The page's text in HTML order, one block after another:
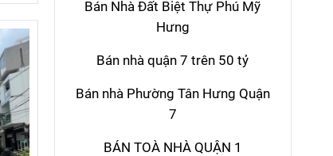
Bán Nhà Đất Biệt Thự Phú Mỹ
Hưng
Bán nhà quận 7 trên 50 tỷ
Bán nhà Phường Tân Hưng Quận
7
BÁN TOÀ NHÀ QUẬN 1